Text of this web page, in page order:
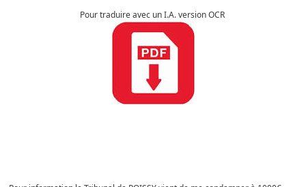
Pour traduire avec un I.A. version OCR